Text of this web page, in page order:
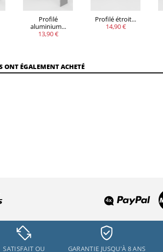
Profilé
aluminium...
13,90 €
Profilé étroit...
14,90 €
ONT ÉGALEMENT ACHETÉ
SATISFAIT OU GARANTIE JUSQU'À 8 ANS